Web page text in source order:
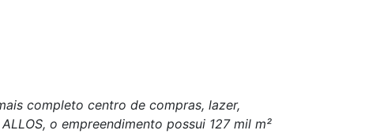
completo centro de compras, lazer,
o empreendimento possui 127 mil m²